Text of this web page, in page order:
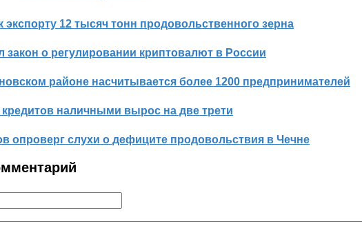
экспорту 12 тысяч тонн продовольственного зерна
закон о регулировании криптовалют в России
районе насчитывается более 1200 предпринимателей
наличными вырос на две трети
опроверг слухи о дефиците продовольствия в Чечне